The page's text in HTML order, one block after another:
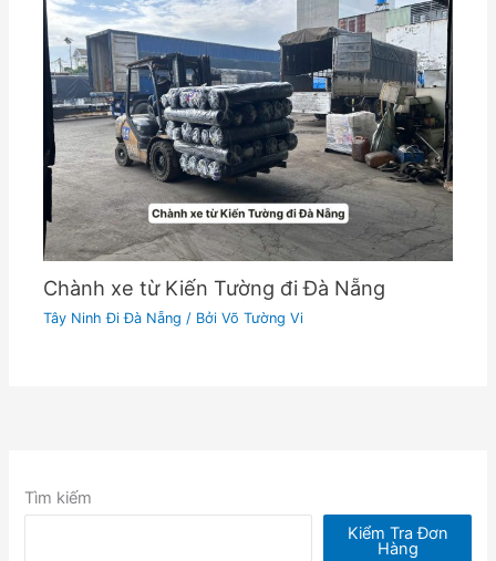
Chành xe từ Kiến Tường đi Đà Nẵng
Tây Ninh Đi Đà Nẵng / BởiVõ Tường Vi
Tìm kiếm
Kiểm Tra Đơn
Hàng